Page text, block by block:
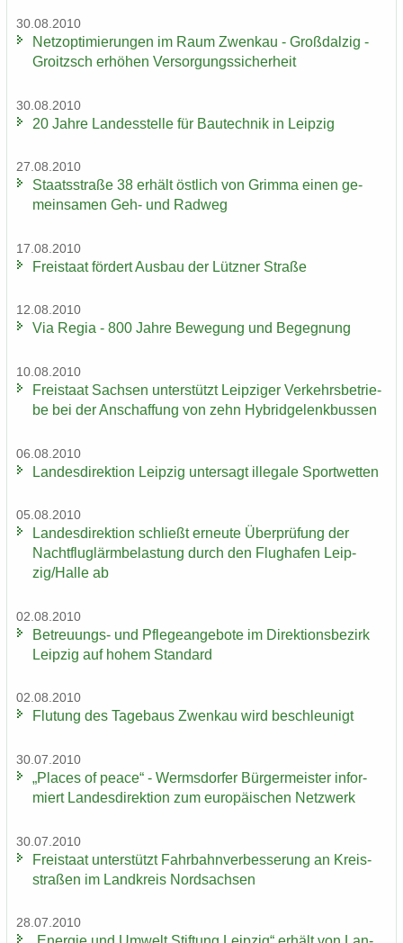
30.08.2010
Netz­op­ti­mie­run­gen im Raum Zwenkau - Groß­dal­zig -
Groitzsch er­hö­hen Ver­sor­gungs­si­cher­heit
30.08.2010
20 Jahre Lan­des­stel­le für Bau­tech­nik in Leip­zig
27.08.2010
Staats­stra­ße 38 er­hält öst­lich von Grim­ma einen ge­
mein­sa­men Geh- und Rad­weg
17.08.2010
Frei­staat för­dert Aus­bau der Lütz­ner Stra­ße
12.08.2010
Via Regia - 800 Jahre Be­we­gung und Be­geg­nung
10.08.2010
Frei­staat Sach­sen un­ter­stützt Leip­zi­ger Ver­kehrs­be­trie­
be bei der An­schaf­fung von zehn Hy­brid­ge­lenk­bus­sen
06.08.2010
Lan­des­di­rek­ti­on Leip­zig un­ter­sagt il­le­ga­le Sport­wet­ten
05.08.2010
Lan­des­di­rek­ti­on schließt er­neu­te Über­prü­fung der
Nacht­flug­lärm­be­las­tung durch den Flug­ha­fen Leip­
zig/Halle ab
02.08.2010
Betreuungs-​ und Pfle­ge­an­ge­bo­te im Di­rek­ti­ons­be­zirk
Leip­zig auf hohem Stan­dard
02.08.2010
Flu­tung des Ta­ge­baus Zwenkau wird be­schleu­nigt
30.07.2010
„Places of peace“ - Werms­dor­fer Bür­ger­meis­ter in­for­
miert Lan­des­di­rek­ti­on zum eu­ro­päi­schen Netz­werk
30.07.2010
Frei­staat un­ter­stützt Fahr­bahn­ver­bes­se­rung an Kreis­
stra­ßen im Land­kreis Nord­sach­sen
28.07.2010